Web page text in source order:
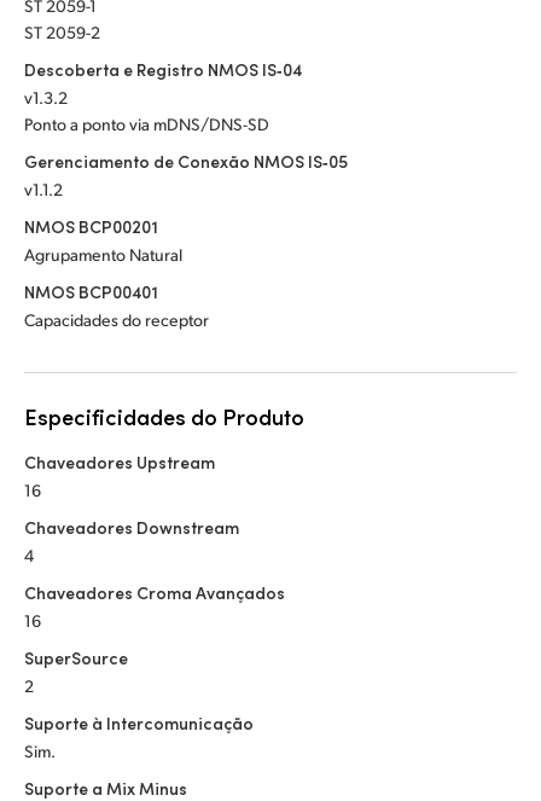
ST 2059-1
ST 2059-2
Descoberta e Registro NMOS IS‑04
v1.3.2
Ponto a ponto via mDNS/DNS-SD
Gerenciamento de Conexão NMOS IS‑05
v1.1.2
NMOS BCP00201
Agrupamento Natural
NMOS BCP00401
Capacidades do receptor
Especificidades do Produto
Chaveadores Upstream
16
Chaveadores Downstream
4
Chaveadores Croma Avançados
16
SuperSource
2
Suporte à Intercomunicação
Sim.
Suporte a Mix Minus